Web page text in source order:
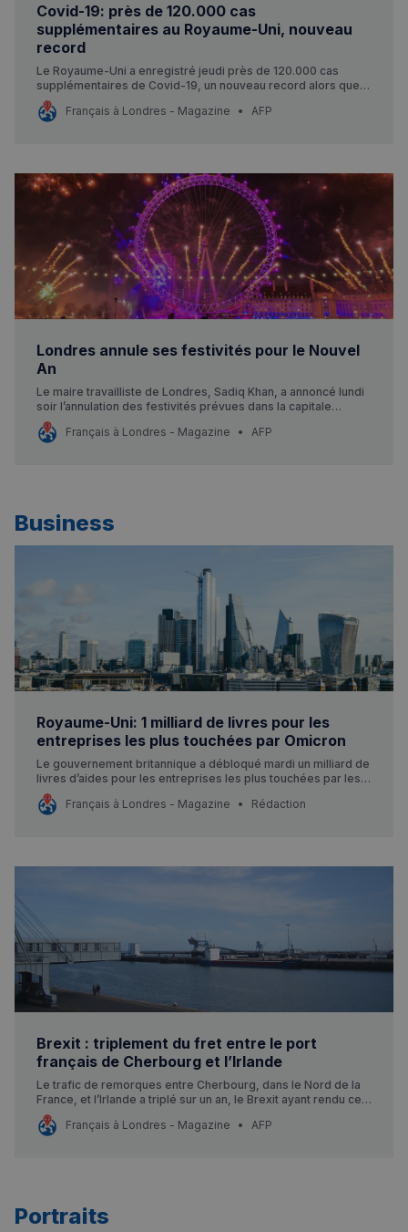
Covid-19: près de 120.000 cas
supplémentaires au Royaume-Uni, nouveau
record
Le Royaume-Uni a enregistré jeudi près de 120.000 cas
supplémentaires de Covid-19, un nouveau record alors que la
flambée des contaminations due au variant Omicron entraîne
de nouvelles restrictions dans certaines régions.
Français à Londres - Magazine AFP
Londres annule ses festivités pour le Nouvel
An
Le maire travailliste de Londres, Sadiq Khan, a annoncé lundi
soir l’annulation des festivités prévues dans la capitale
britannique pour le Nouvel An, face à l’augmentation
drastique des cas du très contagieux variant Omicron.
Français à Londres - Magazine AFP
Business
Royaume-Uni: 1 milliard de livres pour les
entreprises les plus touchées par Omicron
Le gouvernement britannique a débloqué mardi un milliard de
livres d’aides pour les entreprises les plus touchées par les
conséquences du variant Omicron, après des semaines de
pressions des représentants sectoriels.
Français à Londres - Magazine Rédaction
Brexit : triplement du fret entre le port
français de Cherbourg et l’Irlande
Le trafic de remorques entre Cherbourg, dans le Nord de la
France, et l’Irlande a triplé sur un an, le Brexit ayant rendu cet
axe entre les deux pays “plus compétitif” que de passer par
l’Angleterre, a-t-on appris jeudi auprès du port français.
Français à Londres - Magazine AFP
Portraits